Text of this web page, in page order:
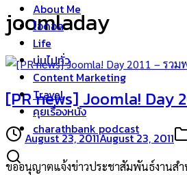
About Me
ไอดอล
Life
บ่นไปทั่ว
Content Marketing
Travel
คุยเรื่องหนัง
charathbank podcast
joomladay
[PR news] Joomla! Day
August 23, 2011August 23, 2011
ขออนุญาตแจ้งข่าวประชาสัมพันธ์งานสำ